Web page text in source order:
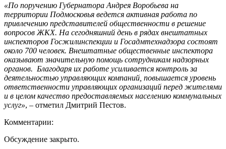
«По поручению Губернатора Андрея Воробьева на
территории Подмосковья ведется активная работа по
привлечению представителей общественности в решение
вопросов ЖКХ. На сегодняшний день в рядах внештатных
инспекторов Госжилинспекции и Госадмтехнадзора состоят
около 700 человек. Внештатные общественные инспектора
оказывают значительную помощь сотрудникам надзорных
органов. Благодаря их работе усиливается контроль за
деятельностью управляющих компаний, повышается уровень
ответственности управляющих организаций перед жителями
и в целом качество предоставляемых населению коммунальных
услуг», – отметил Дмитрий Пестов.
Комментарии:
Обсуждение закрыто.